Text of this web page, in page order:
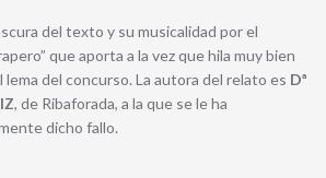
del texto y su musicalidad por el
que aporta a la vez que hila muy bien
del concurso. La autora del relato es Dª
, de Ribaforada, a la que se le ha
dicho fallo.